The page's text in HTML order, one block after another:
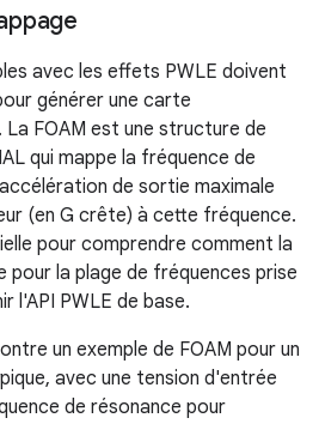
avec les effets PWLE doivent
générer une carte
FOAM est une structure de
qui mappe la fréquence de
de sortie maximale
(en G crête) à cette fréquence.
pour comprendre comment la
la plage de fréquences prise
l'API PWLE de base.
un exemple de FOAM pour un
avec une tension d'entrée
de résonance pour